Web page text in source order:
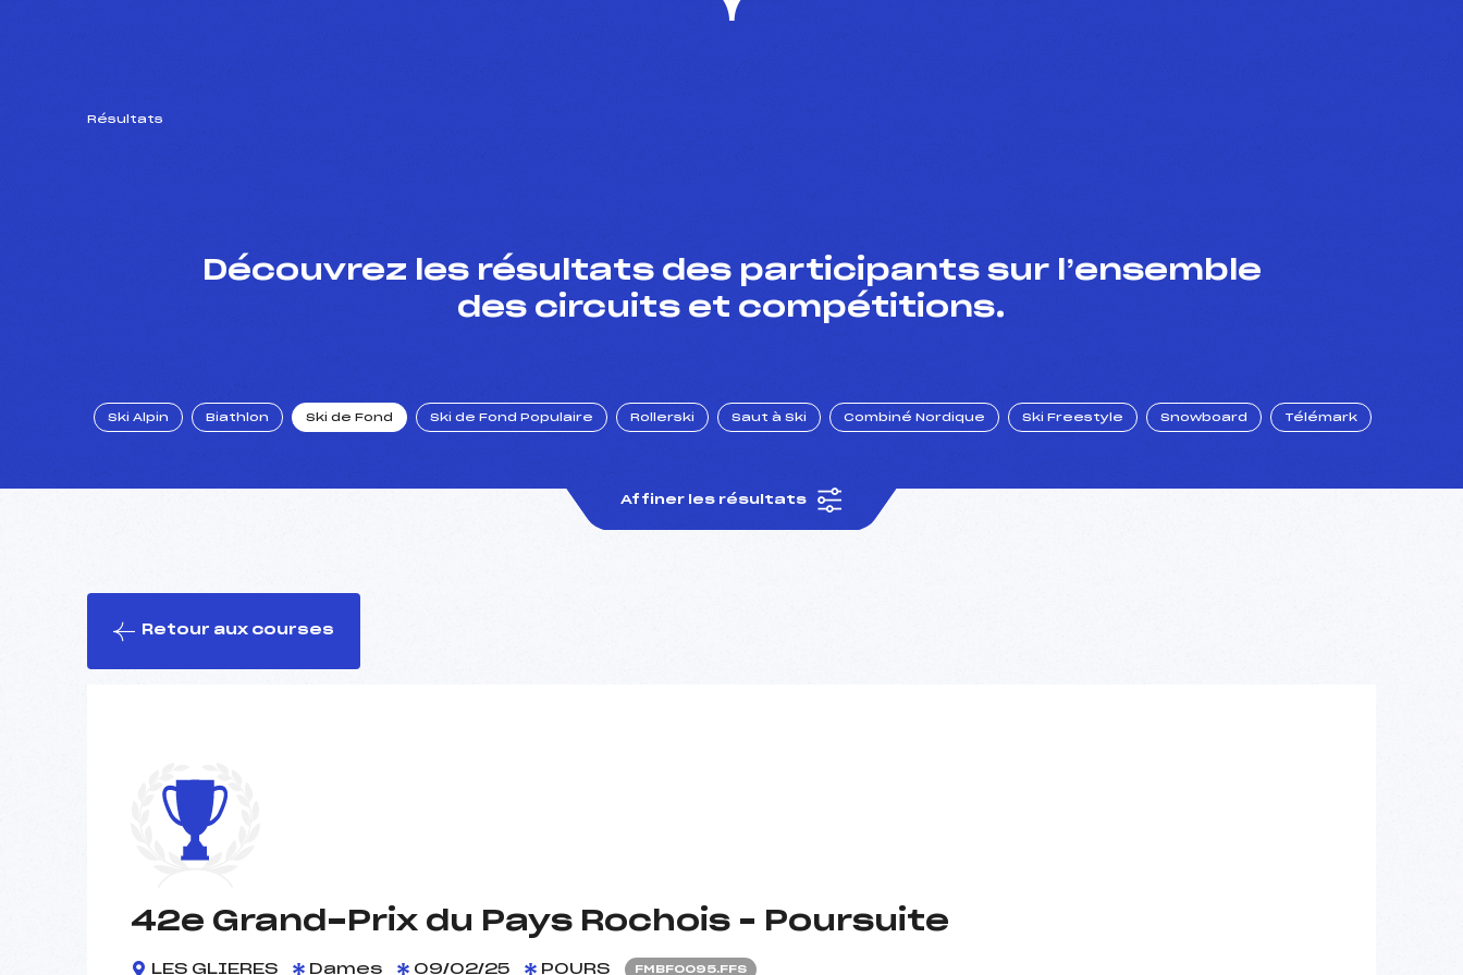
Résultats
Découvrez les résultats des participants sur l’ensemble
des circuits et compétitions.
Ski Alpin Biathlon Ski de Fond Ski de Fond Populaire Rollerski Saut à Ski Combiné Nordique Ski Freestyle Snowboard Télémark
Affiner les résultats
Retour aux courses
42e Grand-Prix du Pays Rochois – Poursuite
LES GLIERES Dames 09/02/25 POURS FMBF0095.FFS